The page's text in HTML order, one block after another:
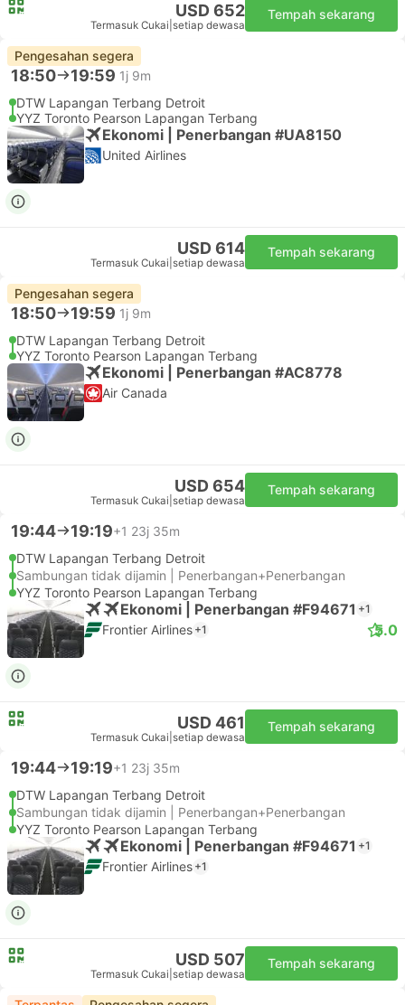
USD 652
Termasuk Cukai setiap dewasa
Tempah sekarang
Pengesahan segera
18:50 19:59 1j 9m
DTW Lapangan Terbang Detroit
YYZ Toronto Pearson Lapangan Terbang
Ekonomi | Penerbangan #UA8150
United Airlines
USD 614
Termasuk Cukai setiap dewasa
Tempah sekarang
Pengesahan segera
18:50 19:59 1j 9m
DTW Lapangan Terbang Detroit
YYZ Toronto Pearson Lapangan Terbang
Ekonomi | Penerbangan #AC8778
Air Canada
USD 654
Termasuk Cukai setiap dewasa
Tempah sekarang
19:44 19:19+1 23j 35m
DTW Lapangan Terbang Detroit
Sambungan tidak dijamin | Penerbangan+Penerbangan
YYZ Toronto Pearson Lapangan Terbang
Ekonomi | Penerbangan #F94671 +1
Frontier Airlines +1 5.0
USD 461
Termasuk Cukai setiap dewasa
Tempah sekarang
19:44 19:19+1 23j 35m
DTW Lapangan Terbang Detroit
Sambungan tidak dijamin | Penerbangan+Penerbangan
YYZ Toronto Pearson Lapangan Terbang
Ekonomi | Penerbangan #F94671 +1
Frontier Airlines +1
USD 507
Termasuk Cukai setiap dewasa
Tempah sekarang